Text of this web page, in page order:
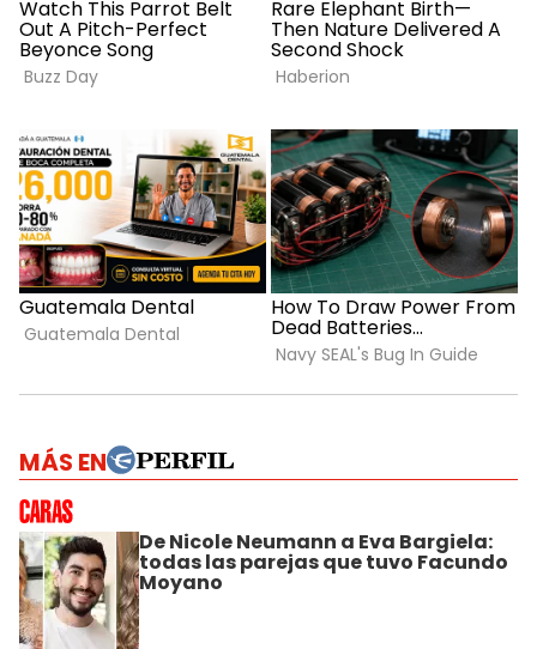
MÁS EN
De Nicole Neumann a Eva Bargiela:
todas las parejas que tuvo Facundo
Moyano